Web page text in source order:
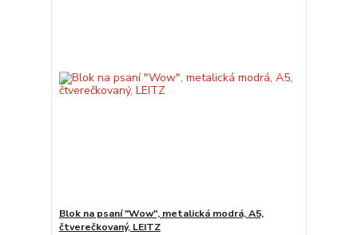
Blok na psaní "Wow", metalická modrá, A5,
čtverečkovaný, LEITZ